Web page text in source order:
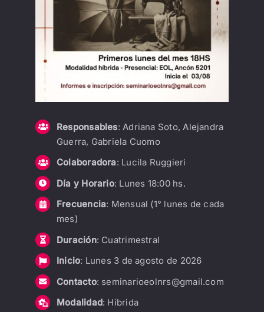
Responsables: Adriana Soto, Alejandra
Guerra, Gabriela Cuomo
Colaboradora: Lucila Ruggieri
Día y Horario: Lunes 18:00 hs.
Frecuencia: Mensual (1° lunes de cada
mes)
Duración: Cuatrimestral
Inicio: Lunes 3 de agosto de 2026
Contacto: seminarioeolnrs@gmail.com
Modalidad: Híbrida